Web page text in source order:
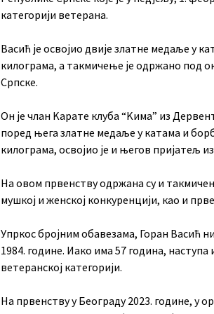
категорији ветерана.
Васић је освојио двије златне медаље у
килограма, а такмичење је одржано под
Српске.
Он је члан Kарате клуба “Kима” из
поред њега златне медаље у катама и
килограма, освојио је и његов пријатељ
На овом првенству одржана су и
мушкој и женској конкуренцији, као и
Упркос бројним обавезама, Горан Васић
1984. године. Иако има 57 година,
ветеранској категорији.
На првенству у Београду 2023. године, у